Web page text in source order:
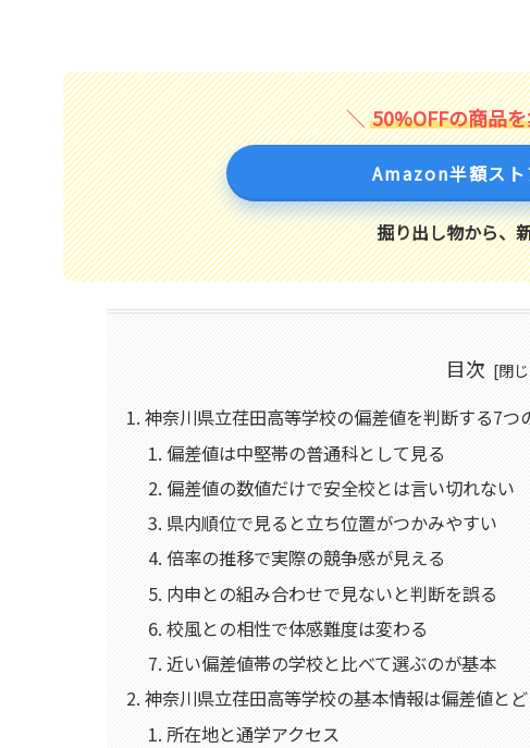
50%OFFの商品
Amazon半額スト
掘り出し物から、
目次
神奈川県立荏田高等学校の偏差値を判断する7つ
偏差値は中堅帯の普通科として見る
偏差値の数値だけで安全校とは言い切れない
県内順位で見ると立ち位置がつかみやすい
倍率の推移で実際の競争感が見える
内申との組み合わせで見ないと判断を誤る
校風との相性で体感難度は変わる
近い偏差値帯の学校と比べて選ぶのが基本
神奈川県立荏田高等学校の基本情報は偏差値と
所在地と通学アクセス